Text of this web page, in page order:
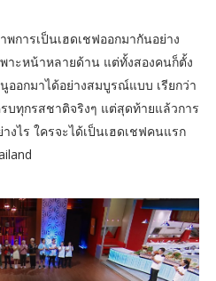
การเป็นเฮดเชฟออกมากันอย่าง
าะหน้าหลายด้าน แต่ทั้งสองคนก็ตั้ง
ออกมาได้อย่างสมบูรณ์แบบ เรียกว่า
บทุกรสชาติจริงๆ แต่สุดท้ายแล้วการ
งไร ใครจะได้เป็นเฮดเชฟคนแรก